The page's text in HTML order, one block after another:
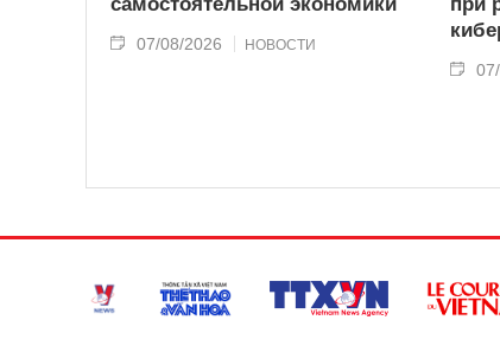
07/08/2026 НОВОСТИ